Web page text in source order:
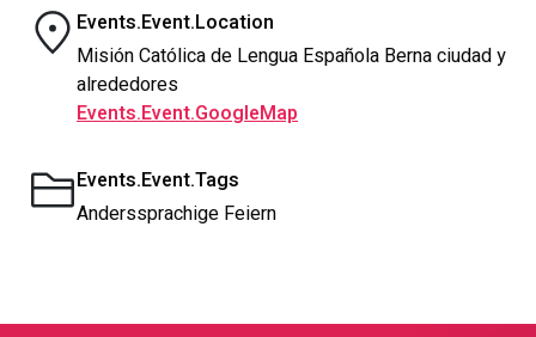
Events.Event.Location
Misión Católica de Lengua Española Berna ciudad y
alrededores
Events.Event.GoogleMap
Events.Event.Tags
Anderssprachige Feiern